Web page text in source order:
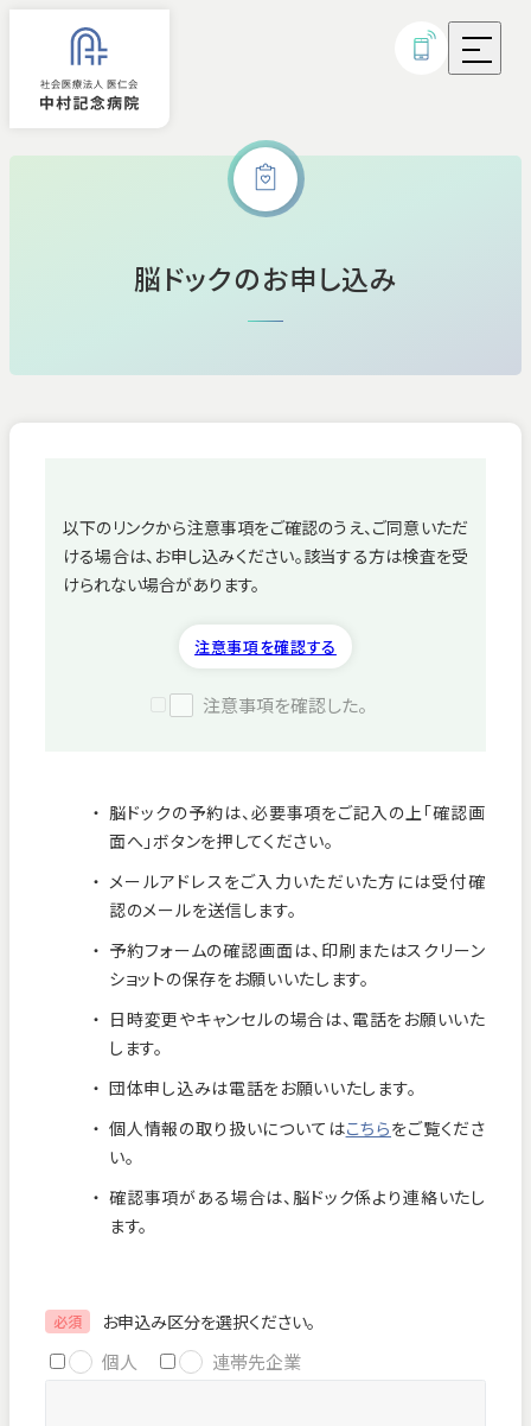
病気・治療について
病院紹介
お知らせ
フロアマップ
個人情報保護方針
お電話
脳ドックのお申し込み
以下のリンクから注意事項をご確認のうえ、ご同意いただ
ける場合は、お申し込みください。該当する方は検査を受
けられない場合があります。
注意事項を確認する
注意事項を確認した。
脳ドックの予約は、必要事項をご記入の上「確認画
面へ」ボタンを押してください。
メールアドレスをご入力いただいた方には受付確
認のメールを送信します。
予約フォームの確認画面は、印刷またはスクリーン
ショットの保存をお願いいたします。
日時変更やキャンセルの場合は、電話をお願いいた
します。
団体申し込みは電話をお願いいたします。
個人情報の取り扱いについてはこちらをご覧くださ
い。
確認事項がある場合は、脳ドック係より連絡いたし
ます。
必須 お申込み区分を選択ください。
個人 連帯先企業